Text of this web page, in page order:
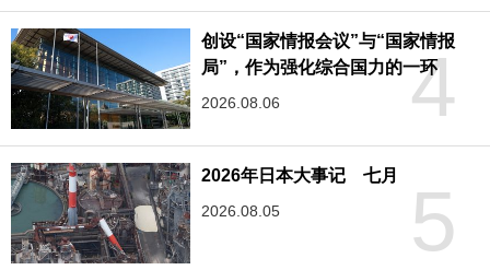
4
创设“国家情报会议”与“国家情报
局”，作为强化综合国力的一环
2026.08.06
5
2026年日本大事记 七月
2026.08.05